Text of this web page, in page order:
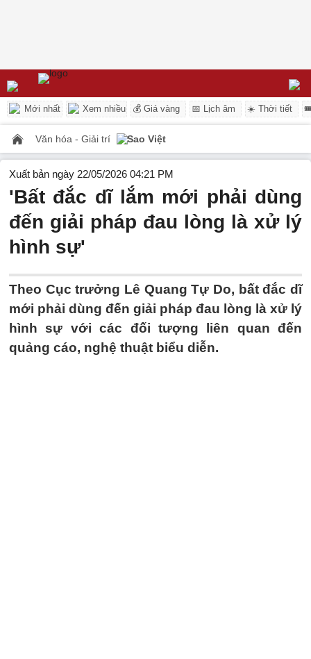
Mới nhất Xem nhiều 💰 Giá vàng 📅 Lịch âm ☀️ Thời tiết
Văn hóa - Giải trí Sao Việt
Xuất bản ngày 22/05/2026 04:21 PM
'Bất đắc dĩ lắm mới phải dùng
đến giải pháp đau lòng là xử lý
hình sự'
Theo Cục trưởng Lê Quang Tự Do, bất đắc dĩ
mới phải dùng đến giải pháp đau lòng là xử lý
hình sự với các đối tượng liên quan đến
quảng cáo, nghệ thuật biểu diễn.